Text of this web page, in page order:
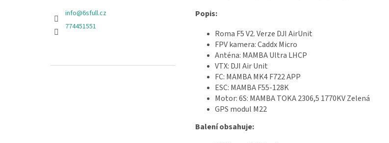
info@6sfull.cz
774451551
Popis:
Roma F5 V2. Verze DJI AirUnit
FPV kamera: Caddx Micro
Anténa: MAMBA Ultra LHCP
VTX: DJI Air Unit
FC: MAMBA MK4 F722 APP
ESC: MAMBA F55-128K
Motor: 6S: MAMBA TOKA 2306,5 1770KV Zelená
GPS modul M22
Balení obsahuje: